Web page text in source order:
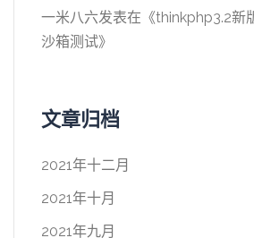
一米八六发表在《thinkphp3.2新
沙箱测试》
文章归档
2021年十二月
2021年十月
2021年九月